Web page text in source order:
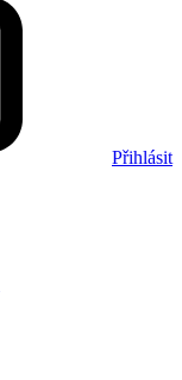
Přihlásit